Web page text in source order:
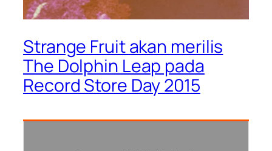
Strange Fruit akan merilis
The Dolphin Leap pada
Record Store Day 2015